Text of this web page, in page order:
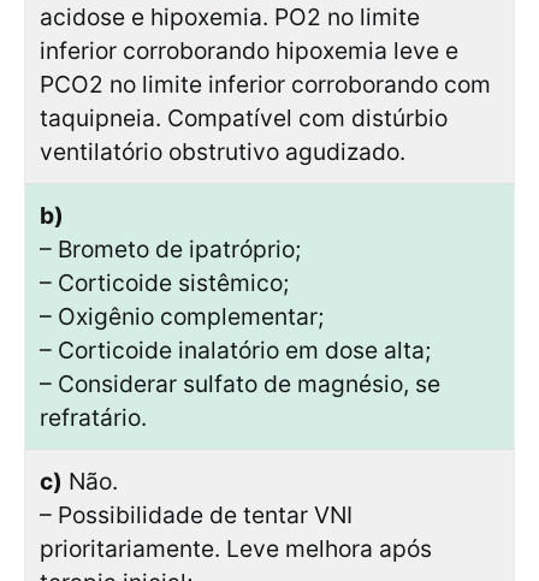
acidose e hipoxemia. PO2 no limite
inferior corroborando hipoxemia leve e
PCO2 no limite inferior corroborando com
taquipneia. Compatível com distúrbio
ventilatório obstrutivo agudizado.
b)
– Brometo de ipatróprio;
– Corticoide sistêmico;
– Oxigênio complementar;
– Corticoide inalatório em dose alta;
– Considerar sulfato de magnésio, se
refratário.
c) Não.
– Possibilidade de tentar VNI
prioritariamente. Leve melhora após